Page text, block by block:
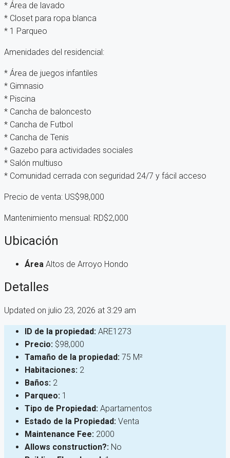
* Área de lavado
* Closet para ropa blanca
* ⁠1 Parqueo
Amenidades del residencial:
* Área de juegos infantiles
* Gimnasio
* ⁠Piscina
* Cancha de baloncesto
* ⁠Cancha de Futbol
* ⁠Cancha de Tenis
* Gazebo para actividades sociales
* Salón multiuso
* Comunidad cerrada con seguridad 24/7 y fácil acceso
Precio de venta: US$98,000
Mantenimiento mensual: RD$2,000
Ubicación
Área Altos de Arroyo Hondo
Detalles
Updated on julio 23, 2026 at 3:29 am
ID de la propiedad: ARE1273
Precio: $98,000
Tamaño de la propiedad: 75 M²
Habitaciones: 2
Baños: 2
Parqueo: 1
Tipo de Propiedad: Apartamentos
Estado de la Propiedad: Venta
Maintenance Fee: 2000
Allows construction?: No